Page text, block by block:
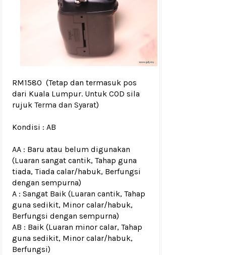
RM1580 (Tetap dan termasuk pos
dari Kuala Lumpur. Untuk COD sila
rujuk Terma dan Syarat)
Kondisi : AB
AA : Baru atau belum digunakan
(Luaran sangat cantik, Tahap guna
tiada, Tiada calar/habuk, Berfungsi
dengan sempurna)
A : Sangat Baik (Luaran cantik, Tahap
guna sedikit, Minor calar/habuk,
Berfungsi dengan sempurna)
AB : Baik (Luaran minor calar, Tahap
guna sedikit, Minor calar/habuk,
Berfungsi)